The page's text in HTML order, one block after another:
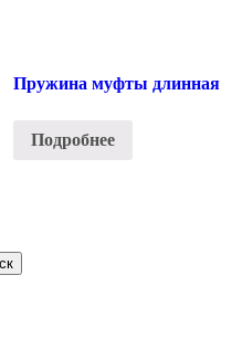
Пружина муфты длинная
Подробнее